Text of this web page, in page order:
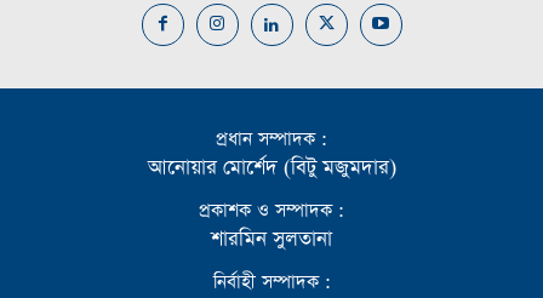
প্রধান সম্পাদক :
আনোয়ার মোর্শেদ (বিটু মজুমদার)
প্রকাশক ও সম্পাদক :
শারমিন সুলতানা
নির্বাহী সম্পাদক :